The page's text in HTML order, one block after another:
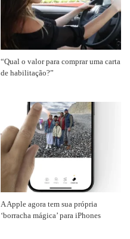
“Qual o valor para comprar uma carta
de habilitação?”
A Apple agora tem sua própria
‘borracha mágica’ para iPhones